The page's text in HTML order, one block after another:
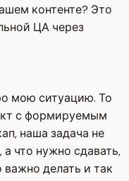
контенте? Это
ЦА через
мою ситуацию. То
с формируемым
наша задача не
а что нужно сдавать,
важно делать и так